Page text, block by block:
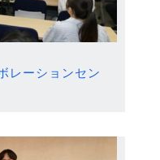
レーションセン